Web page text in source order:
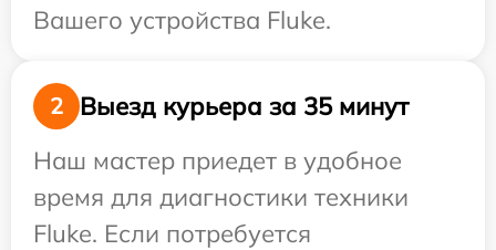
Вашего устройства Fluke.
2
Выезд курьера за 35 минут
Наш мастер приедет в удобное
время для диагностики техники
Fluke. Если потребуется